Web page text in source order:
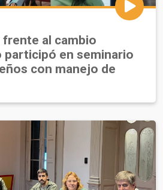
al cambio
participó en seminario
con manejo de